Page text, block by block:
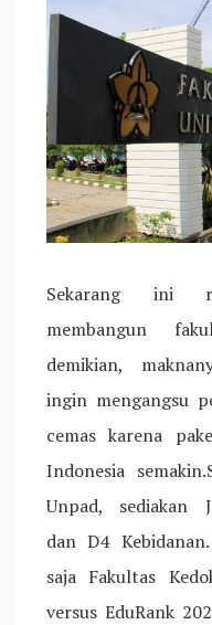
Sekarang ini
membangun
demikian,
ingin mengangsu
cemas karena
Indonesia
Unpad, sediakan
dan D4
saja Fakultas
versus EduRank